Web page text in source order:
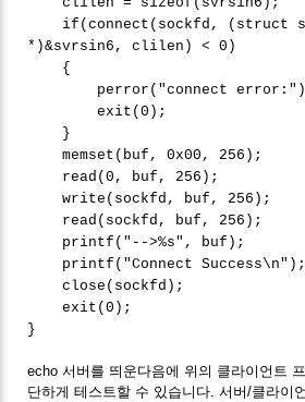
if(connect(sockfd, (struct
*)&svrsin6, clilen) < 0)
{
perror("connect
exit(0);
}
memset(buf, 0x00, 256);
read(0, buf, 256);
write(sockfd, buf, 256);
read(sockfd, buf, 256);
printf("-->%s", buf);
printf("Connect Success\n");
close(sockfd);
exit(0);
}
echo 서버를 띄운다음에 위의 클라이언트
단하게 테스트할 수 있습니다. 서버/클라이